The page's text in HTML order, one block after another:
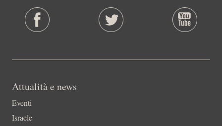
Attualità e news
Eventi
Israele